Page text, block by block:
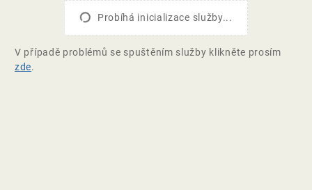
Probíhá inicializace služby...
V případě problémů se spuštěním služby klikněte prosím
zde.